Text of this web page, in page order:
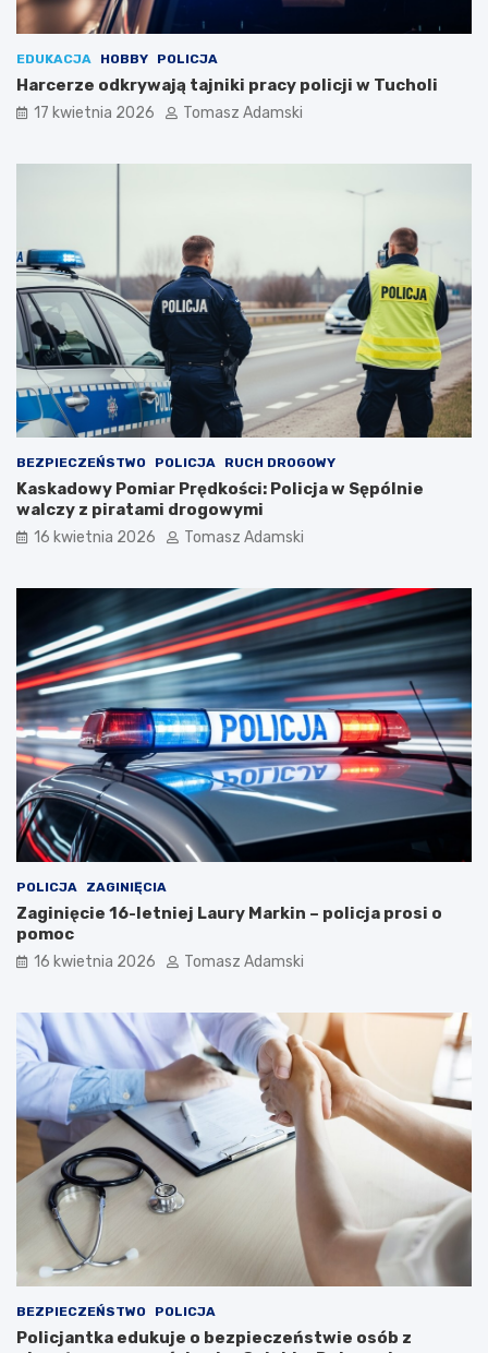
EDUKACJA HOBBY POLICJA
Harcerze odkrywają tajniki pracy policji w Tucholi
17 kwietnia 2026 Tomasz Adamski
BEZPIECZEŃSTWO POLICJA RUCH DROGOWY
Kaskadowy Pomiar Prędkości: Policja w Sępólnie
walczy z piratami drogowymi
16 kwietnia 2026 Tomasz Adamski
POLICJA ZAGINIĘCIA
Zaginięcie 16-letniej Laury Markin – policja prosi o
pomoc
16 kwietnia 2026 Tomasz Adamski
BEZPIECZEŃSTWO POLICJA
Policjantka edukuje o bezpieczeństwie osób z